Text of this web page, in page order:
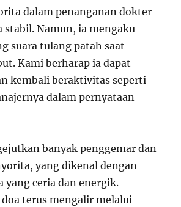
dalam penanganan dokter
stabil. Namun, ia mengaku
suara tulang patah saat
Kami berharap ia dapat
kembali beraktivitas seperti
dalam pernyataan
banyak penggemar dan
yang dikenal dengan
yang ceria dan energik.
terus mengalir melalui